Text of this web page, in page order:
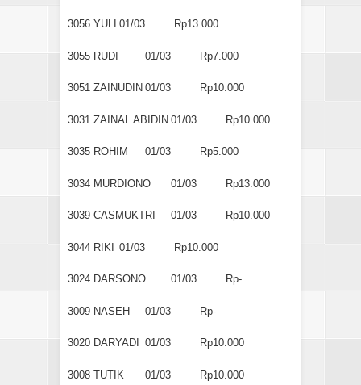
3056 YULI 01/03 Rp13.000
3055 RUDI 01/03 Rp7.000
3051 ZAINUDIN 01/03 Rp10.000
3031 ZAINAL ABIDIN 01/03 Rp10.000
3035 ROHIM 01/03 Rp5.000
3034 MURDIONO 01/03 Rp13.000
3039 CASMUKTRI 01/03 Rp10.000
3044 RIKI 01/03 Rp10.000
3024 DARSONO 01/03 Rp-
3009 NASEH 01/03 Rp-
3020 DARYADI 01/03 Rp10.000
3008 TUTIK 01/03 Rp10.000